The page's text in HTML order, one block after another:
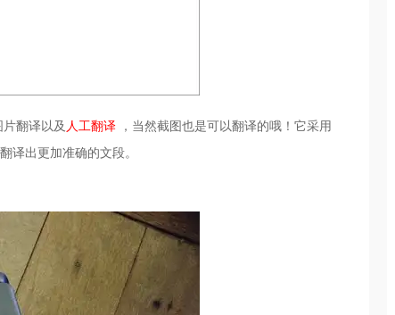
翻译以及 人工翻译 ，当然截图也是可以翻译的哦！它采用
译出更加准确的文段。